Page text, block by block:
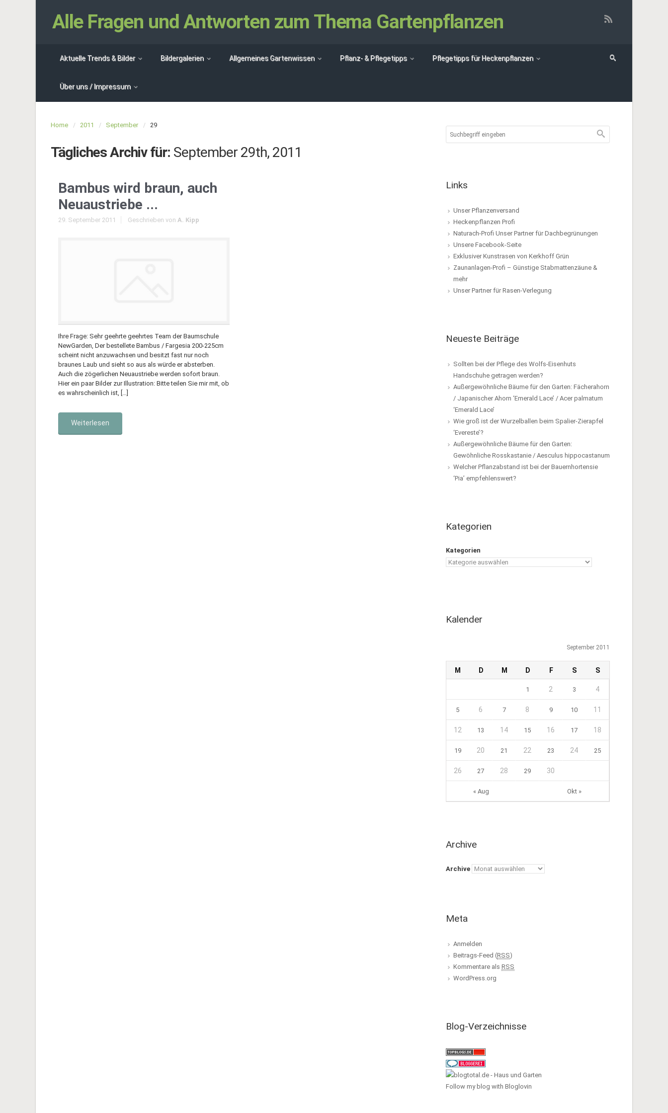
Alle Fragen und Antworten zum Thema Gartenpflanzen
Aktuelle Trends & Bilder Bildergalerien Allgemeines Gartenwissen Pflanz- & Pflegetipps Pflegetipps für Heckenpflanzen
Über uns / Impressum
Home 2011 September 29
Tägliches Archiv für: September 29th, 2011
Bambus wird braun, auch
Neuaustriebe ...
29. September 2011 Geschrieben von A. Kipp
Ihre Frage: Sehr geehrte geehrtes Team der Baumschule
NewGarden, Der bestellete Bambus / Fargesia 200-225cm
scheint nicht anzuwachsen und besitzt fast nur noch
braunes Laub und sieht so aus als würde er absterben.
Auch die zögerlichen Neuaustriebe werden sofort braun.
Hier ein paar Bilder zur Illustration: Bitte teilen Sie mir mit, ob
es wahrscheinlich ist, […]
Weiterlesen
Links
Unser Pflanzenversand
Heckenpflanzen Profi
Naturach-Profi Unser Partner für Dachbegrünungen
Unsere Facebook-Seite
Exklusiver Kunstrasen von Kerkhoff Grün
Zaunanlagen-Profi – Günstige Stabmattenzäune &
mehr
Unser Partner für Rasen-Verlegung
Neueste Beiträge
Sollten bei der Pflege des Wolfs-Eisenhuts
Handschuhe getragen werden?
Außergewöhnliche Bäume für den Garten: Fächerahorn
/ Japanischer Ahorn ‘Emerald Lace’ / Acer palmatum
‘Emerald Lace’
Wie groß ist der Wurzelballen beim Spalier-Zierapfel
‘Evereste’?
Außergewöhnliche Bäume für den Garten:
Gewöhnliche Rosskastanie / Aesculus hippocastanum
Welcher Pflanzabstand ist bei der Bauernhortensie
‘Pia’ empfehlenswert?
Kategorien
Kategorien
Kalender
September 2011
M D M D F S S
« Aug Okt »
1 2 3 4
5 6 7 8 9 10 11
12 13 14 15 16 17 18
19 20 21 22 23 24 25
26 27 28 29 30
Archive
Archive
Meta
Anmelden
Beitrags-Feed (RSS)
Kommentare als RSS
WordPress.org
Blog-Verzeichnisse
Follow my blog with Bloglovin